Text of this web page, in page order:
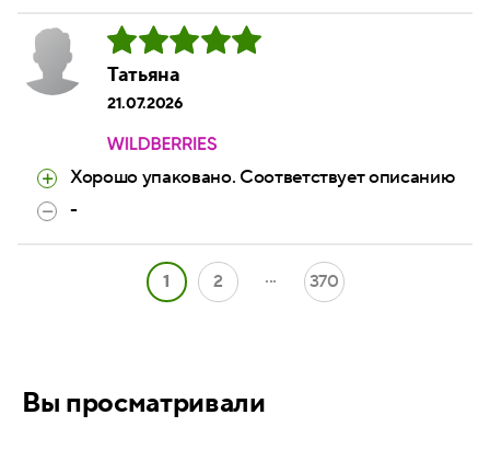
Татьяна
21.07.2026
Хорошо упаковано. Соответствует описанию
-
1 2 ... 370
Вы просматривали